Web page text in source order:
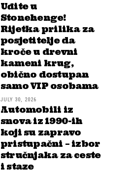
Uđite u
Stonehenge!
Rijetka prilika za
posjetitelje da
kroče u drevni
kameni krug,
obično dostupan
samo VIP osobama
JULY 30, 2026
Automobili iz
snova iz 1990-ih
koji su zapravo
pristupačni – izbor
stručnjaka za ceste
i staze